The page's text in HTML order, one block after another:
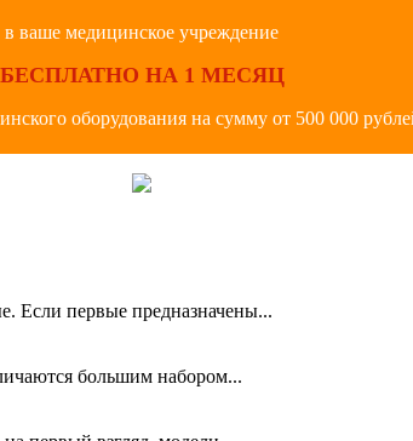
в ваше медицинское учреждение
БЕСПЛАТНО НА 1 МЕСЯЦ
оборудования на сумму от 500 000
Если первые предназначены...
большим набором...